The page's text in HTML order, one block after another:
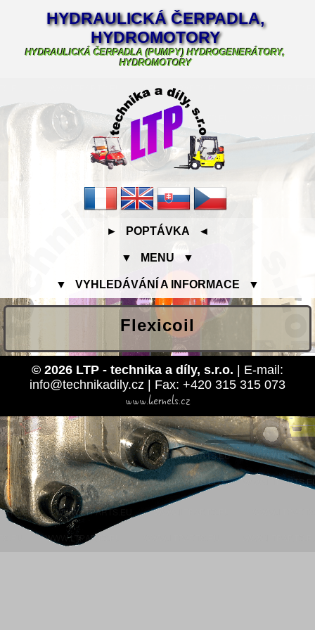
HYDRAULICKÁ ČERPADLA,
HYDROMOTORY
HYDRAULICKÁ ČERPADLA (PUMPY) HYDROGENERÁTORY,
HYDROMOTORY
► POPTÁVKA ◄
▼ MENU ▼
▼ VYHLEDÁVÁNÍ A INFORMACE ▼
Flexicoil
© 2026 LTP - technika a díly, s.r.o. | E-mail:
info@technikadily.cz | Fax: +420 315 315 073
www.kernels.cz